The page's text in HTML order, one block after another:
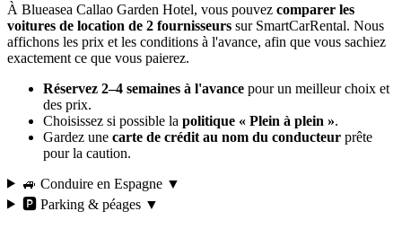
À Blueasea Callao Garden Hotel, vous pouvez comparer les
voitures de location de 2 fournisseurs sur SmartCarRental. Nous
affichons les prix et les conditions à l'avance, afin que vous sachiez
exactement ce que vous paierez.
Réservez 2–4 semaines à l'avance pour un meilleur choix et
des prix.
Choisissez si possible la politique « Plein à plein ».
Gardez une carte de crédit au nom du conducteur prête
pour la caution.
🚙 Conduire en Espagne ▼
🅿️ Parking & péages ▼